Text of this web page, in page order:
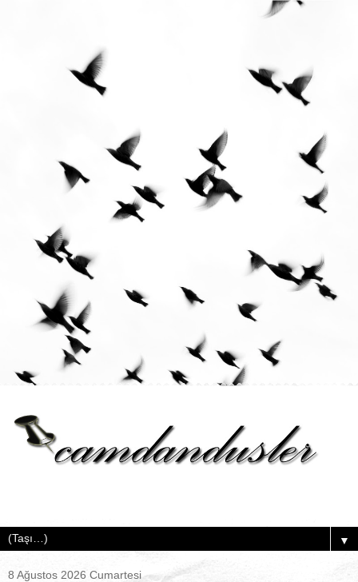
▼
8 Ağustos 2026 Cumartesi